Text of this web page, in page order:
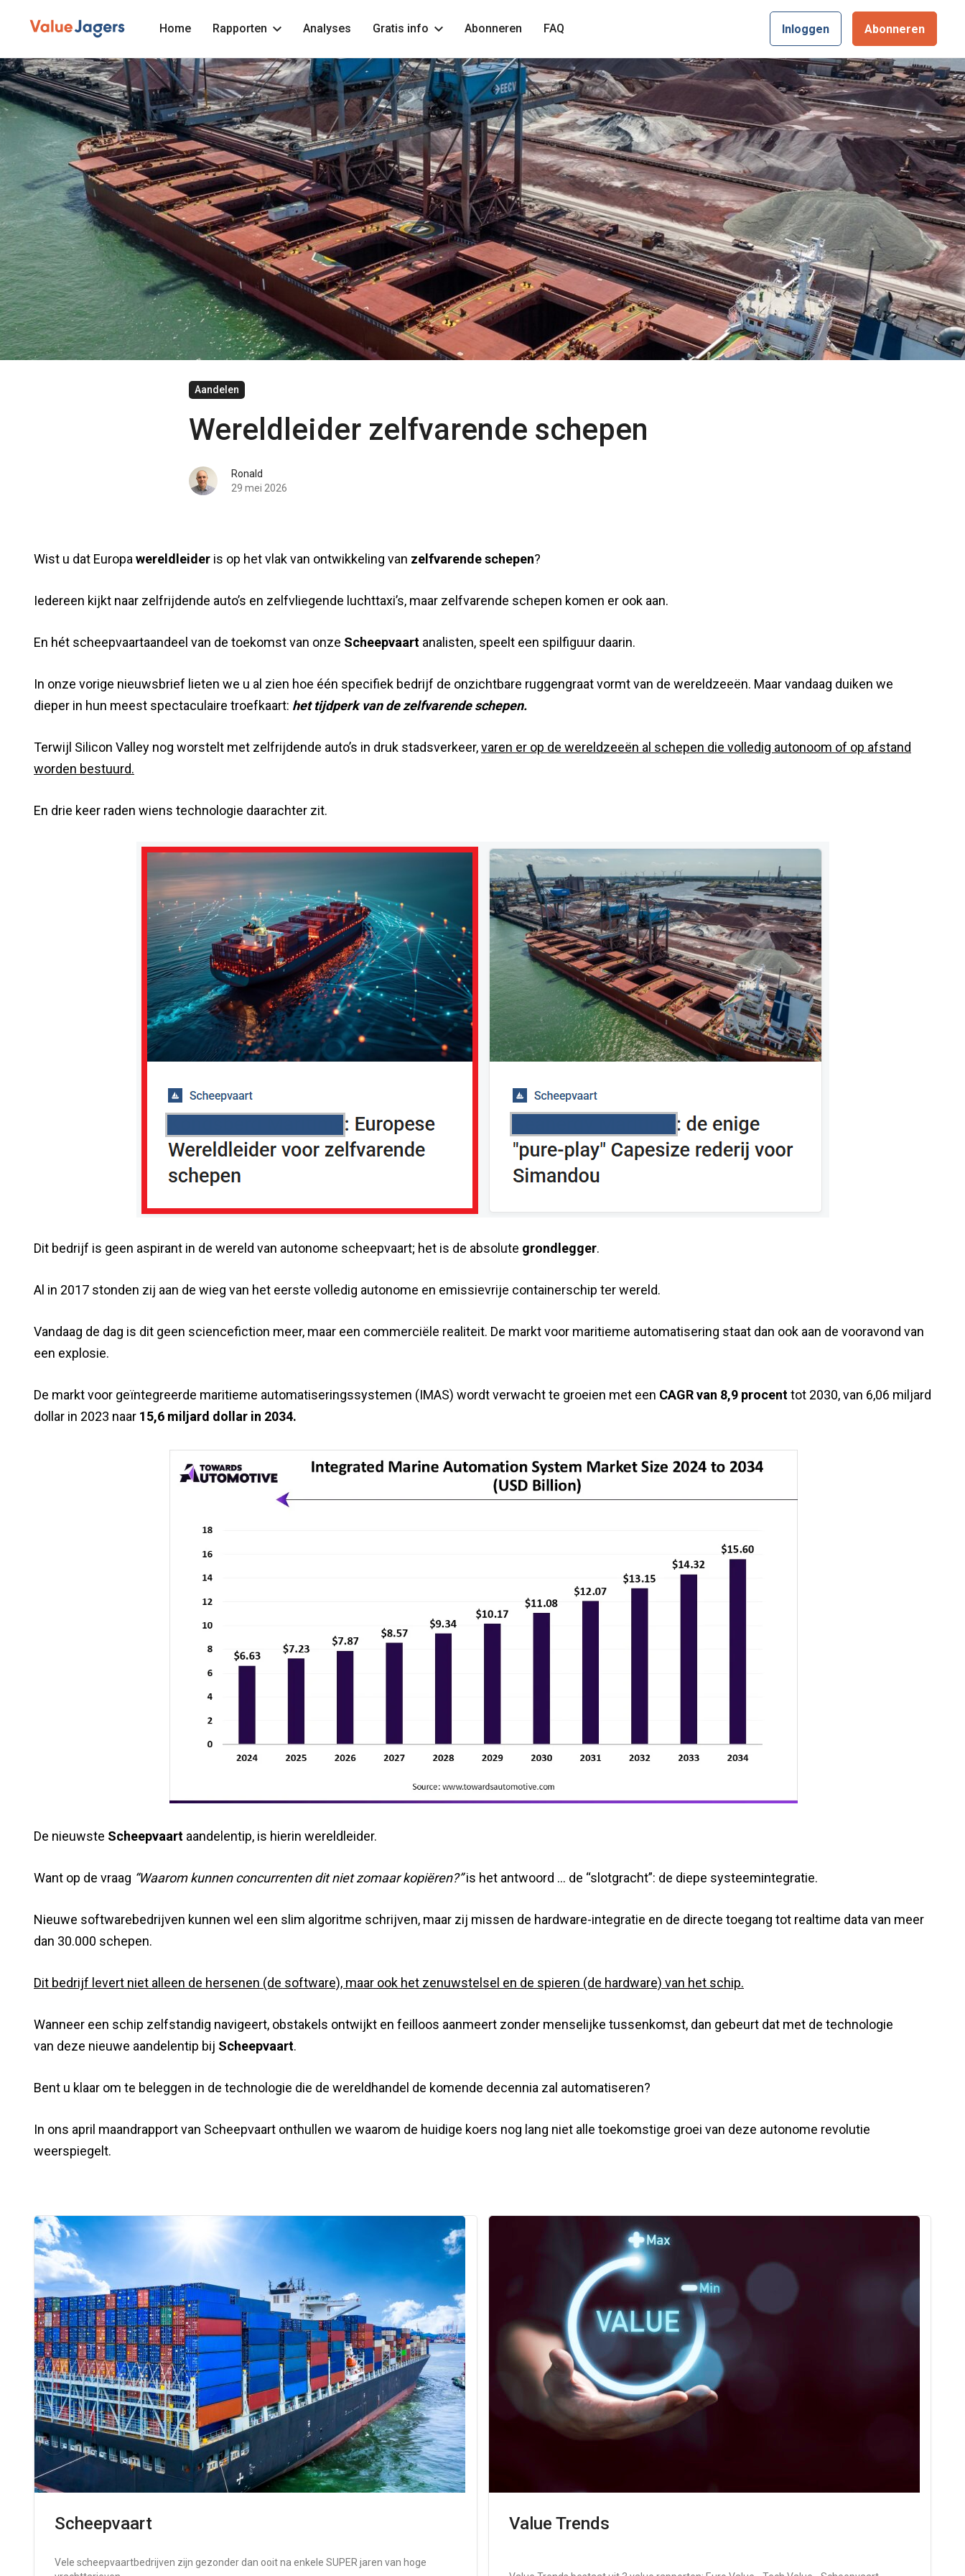
Home Rapporten Analyses Gratis info Abonneren FAQ Inloggen Abonneren
Aandelen
Wereldleider zelfvarende schepen
Ronald
29 mei 2026
Wist u dat Europa wereldleider is op het vlak van ontwikkeling van zelfvarende schepen?
Iedereen kijkt naar zelfrijdende auto’s en zelfvliegende luchttaxi’s, maar zelfvarende schepen komen er ook aan.
En hét scheepvaartaandeel van de toekomst van onze Scheepvaart analisten, speelt een spilfiguur daarin.
In onze vorige nieuwsbrief lieten we u al zien hoe één specifiek bedrijf de onzichtbare ruggengraat vormt van de wereldzeeën. Maar vandaag duiken we
dieper in hun meest spectaculaire troefkaart: het tijdperk van de zelfvarende schepen.
Terwijl Silicon Valley nog worstelt met zelfrijdende auto’s in druk stadsverkeer,varen er op de wereldzeeën al schepen die volledig autonoom of op afstand
worden bestuurd.
En drie keer raden wiens technologie daarachter zit.
Dit bedrijf is geen aspirant in de wereld van autonome scheepvaart; het is de absolute grondlegger.
Al in 2017 stonden zij aan de wieg van het eerste volledig autonome en emissievrije containerschip ter wereld.
Vandaag de dag is dit geen sciencefiction meer, maar een commerciële realiteit. De markt voor maritieme automatisering staat dan ook aan de vooravond van
een explosie.
De markt voor geïntegreerde maritieme automatiseringssystemen (IMAS) wordt verwacht te groeien met een CAGR van 8,9 procenttot 2030, van 6,06 miljard
dollar in 2023 naar 15,6 miljard dollar in 2034.
De nieuwste Scheepvaart aandelentip, is hierin wereldleider.
Want op de vraag “Waarom kunnen concurrenten dit niet zomaar kopiëren?”is het antwoord … de “slotgracht”: de diepe systeemintegratie.
Nieuwe softwarebedrijven kunnen wel een slim algoritme schrijven, maar zij missen de hardware-integratie en de directe toegang tot realtime data van meer
dan 30.000 schepen.
Dit bedrijf levert niet alleen de hersenen (de software), maar ook het zenuwstelsel en de spieren (de hardware) van het schip.
Wanneer een schip zelfstandig navigeert, obstakels ontwijkt en feilloos aanmeert zonder menselijke tussenkomst, dan gebeurt dat met de technologie
van deze nieuwe aandelentip bij Scheepvaart.
Bent u klaar om te beleggen in de technologie die de wereldhandel de komende decennia zal automatiseren?
In ons april maandrapport van Scheepvaart onthullen we waarom de huidige koers nog lang niet alle toekomstige groei van deze autonome revolutie
weerspiegelt.
Scheepvaart
Vele scheepvaartbedrijven zijn gezonder dan ooit na enkele SUPER jaren van hoge
Value Trends